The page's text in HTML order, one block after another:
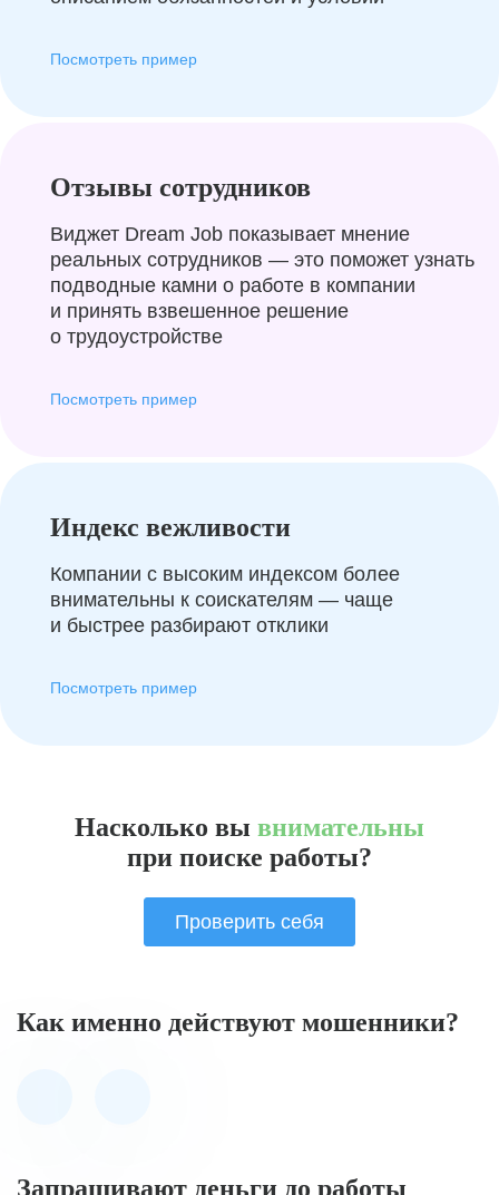
Посмотреть пример
Отзывы сотрудников
Виджет Dream Job показывает мнение
реальных сотрудников — это поможет узнать
подводные камни о работе в компании
и принять взвешенное решение
о трудоустройстве
Посмотреть пример
Индекс вежливости
Компании с высоким индексом более
внимательны к соискателям — чаще
и быстрее разбирают отклики
Посмотреть пример
Насколько вы внимательны
при поиске работы?
Проверить себя
Как именно действуют мошенники?
Запрашивают деньги до работы